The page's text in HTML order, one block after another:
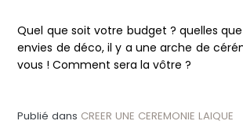
Quel que soit votre budget ? quelles
envies de déco, il y a une arche de
vous ! Comment sera la vôtre ?
Publié dans CREER UNE CEREMONIE LAIQUE